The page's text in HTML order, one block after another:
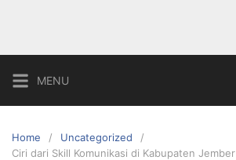
MENU
Home
Uncategorized
Ciri dari Skill Komunikasi di Kabupaten Jember